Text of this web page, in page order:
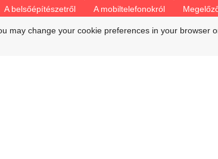
A belsőépítészetről A mobiltelefonokról
Duguláselhárítás természetes
may change your cookie preferences in your browser